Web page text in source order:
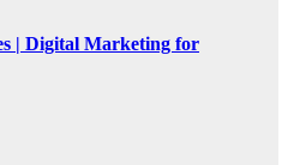
| Digital Marketing for